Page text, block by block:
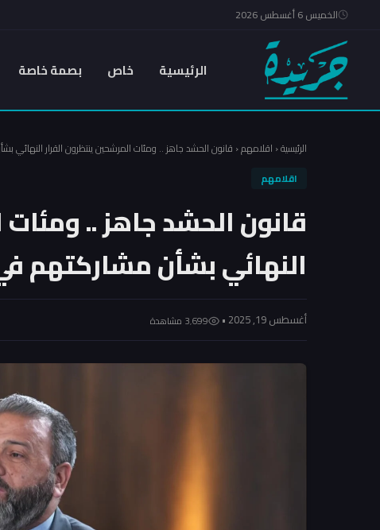
الخميس 6 أغسطس 2026
الرئيسية خاص بصمة خاصة
الرئيسية‹ اقلامهم‹ قانون الحشد جاهز .. ومئات المرشحين ينتظرون القرار النهائي
اقلامهم
قانون الحشد جاهز .. ومئات
النهائي بشأن مشاركتهم
أغسطس 19, 2025 • 3٬699 مشاهدة